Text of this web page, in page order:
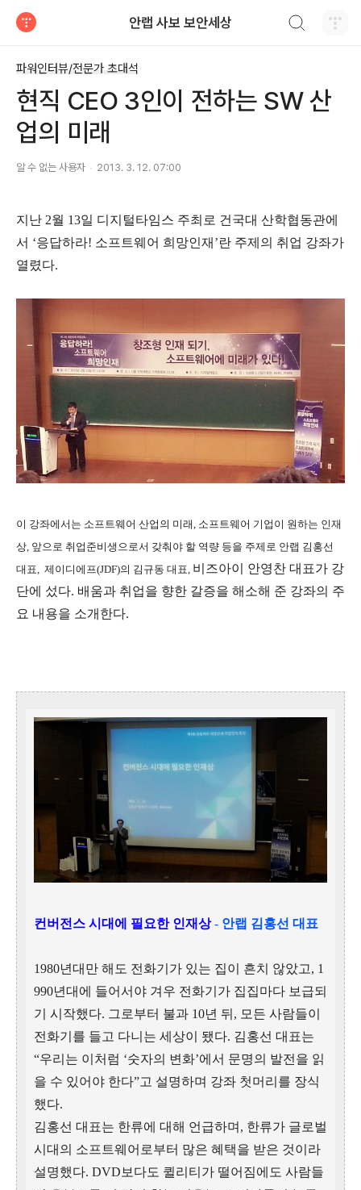
안랩 사보 보안세상
파워인터뷰/전문가 초대석
현직 CEO 3인이 전하는 SW 산
업의 미래
알 수 없는 사용자 2013. 3. 12. 07:00
지난 2월 13일 디지털타임스 주최로 건국대 산학협동관에
서 ‘응답하라! 소프트웨어 희망인재’란 주제의 취업 강좌가
열렸다.
이 강좌에서는 소프트웨어 산업의 미래, 소프트웨어 기업이 원하는 인재
상, 앞으로 취업준비생으로서 갖춰야 할 역량 등을 주제로 안랩 김홍선
대표, 제이디에프(JDF)의 김규동 대표, 비즈아이 안영찬 대표가 강
단에 섰다. 배움과 취업을 향한 갈증을 해소해 준 강좌의 주
요 내용을 소개한다.
컨버전스 시대에 필요한 인재상 - 안랩 김홍선 대표
1980년대만 해도 전화기가 있는 집이 흔치 않았고, 1
990년대에 들어서야 겨우 전화기가 집집마다 보급되
기 시작했다. 그로부터 불과 10년 뒤, 모든 사람들이
전화기를 들고 다니는 세상이 됐다. 김홍선 대표는
“우리는 이처럼 ‘숫자의 변화’에서 문명의 발전을 읽
을 수 있어야 한다”고 설명하며 강좌 첫머리를 장식
했다.
김홍선 대표는 한류에 대해 언급하며, 한류가 글로벌
시대의 소프트웨어로부터 많은 혜택을 받은 것이라
설명했다. DVD보다도 퀼리티가 떨어짐에도 사람들